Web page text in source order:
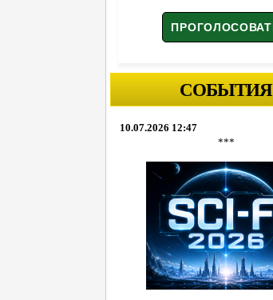
СОБЫТИЯ
10.07.2026 12:47
***